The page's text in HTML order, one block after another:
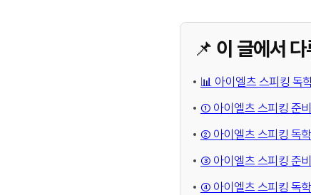
📌 이 글에서
📊 아이엘츠 스피킹 독
① 아이엘츠 스피킹 준
② 아이엘츠 스피킹 독
③ 아이엘츠 스피킹 준
④ 아이엘츠 스피킹 독